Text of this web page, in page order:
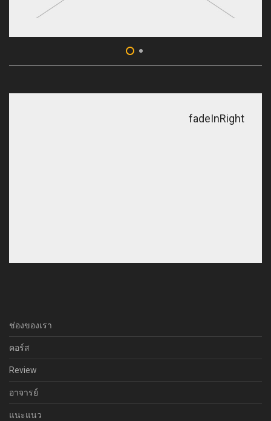
fadeInRight
ช่องของเรา
คอร์ส
Review
อาจารย์
แนะแนว